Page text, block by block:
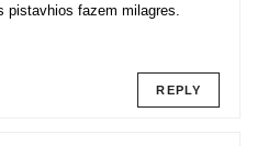
pistavhios fazem milagres.
REPLY